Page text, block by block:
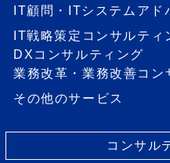
IT顧問・ITシステムアド
IT戦略策定コンサルティ
DXコンサルティング
業務改革・業務改善コン
その他のサービス
コンサル